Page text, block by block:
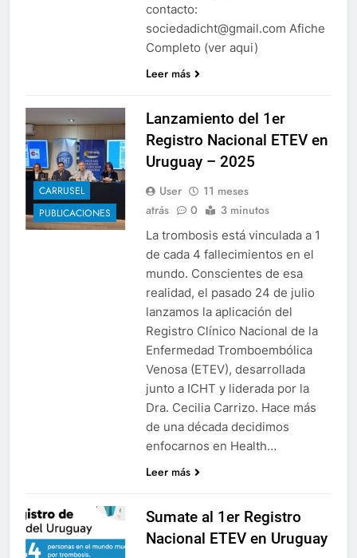
contacto:
sociedadicht@gmail.com Afiche
Completo (ver aqui)
Leer más
CARRUSEL
PUBLICACIONES
Lanzamiento del 1er
Registro Nacional ETEV en
Uruguay – 2025
User
11 meses
atrás
0 3 minutos
La trombosis está vinculada a 1
de cada 4 fallecimientos en el
mundo. Conscientes de esa
realidad, el pasado 24 de julio
lanzamos la aplicación del
Registro Clínico Nacional de la
Enfermedad Tromboembólica
Venosa (ETEV), desarrollada
junto a ICHT y liderada por la
Dra. Cecilia Carrizo. Hace más
de una década decidimos
enfocarnos en Health…
Leer más
Sumate al 1er Registro
Nacional ETEV en Uruguay